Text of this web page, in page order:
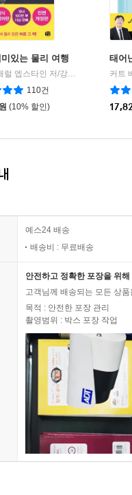
미있는 물리 여행
루이스 캐럴 엡스타인 저/강남화 외 역
꿈결
110건
원 (10% 할인)
태어
커트
예스24 배송
배송비 : 무료배송
안전하고 정확한 포장을 위
고객님께 배송되는 모든 상
목적 : 안전한 포장 관리
촬영범위 : 박스 포장 작업